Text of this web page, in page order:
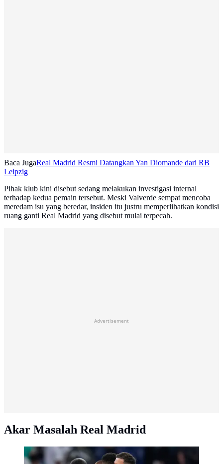
Baca JugaReal Madrid Resmi Datangkan Yan Diomande dari RB
Leipzig
Pihak klub kini disebut sedang melakukan investigasi internal
terhadap kedua pemain tersebut. Meski Valverde sempat mencoba
meredam isu yang beredar, insiden itu justru memperlihatkan kondisi
ruang ganti Real Madrid yang disebut mulai terpecah.
Advertisement
Akar Masalah Real Madrid
Pelatih Real Madrid, Xabi Alonso, memeluk Kylian